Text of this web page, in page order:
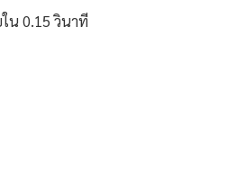
น 0.15 วินาที